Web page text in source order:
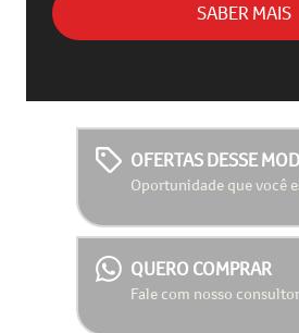
SABER MAIS
OFERTAS DESSE
Oportunidade que você
QUERO COMPRAR
Fale com nosso consultor